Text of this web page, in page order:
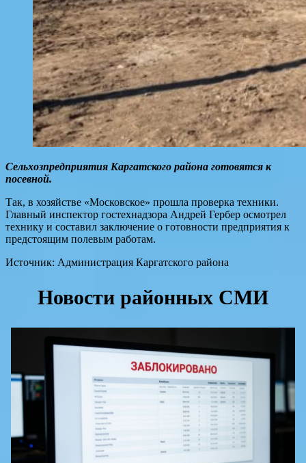
Сельхозпредприятия Каргатского района готовятся к
посевной.
Так, в хозяйстве «Московское» прошла проверка техники.
Главный инспектор гостехнадзора Андрей Гербер осмотрел
технику и составил заключение о готовности предприятия к
предстоящим полевым работам.
Источник: Администрация Каргатского района